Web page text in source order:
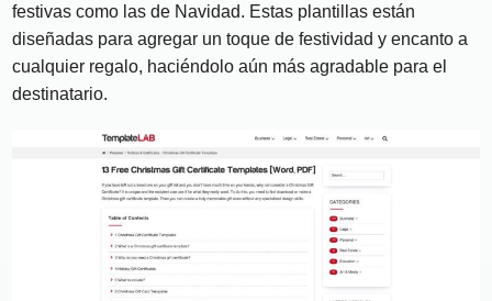
festivas como las de Navidad. Estas plantillas están
diseñadas para agregar un toque de festividad y encanto a
cualquier regalo, haciéndolo aún más agradable para el
destinatario.